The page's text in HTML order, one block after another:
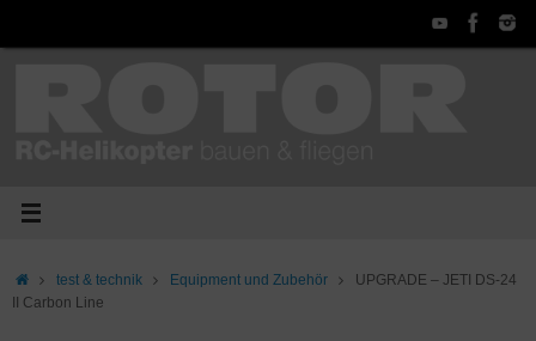
Starttest & technik Equipment und Zubehör
UPGRADE – JETI DS-24
II Carbon Line